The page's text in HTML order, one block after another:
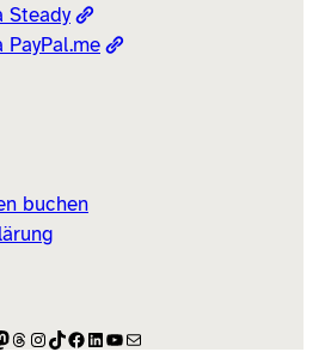
Steady
buchen
Threads
Instagram
TikTok
Facebook
LinkedIn
YouTube
E-Mail